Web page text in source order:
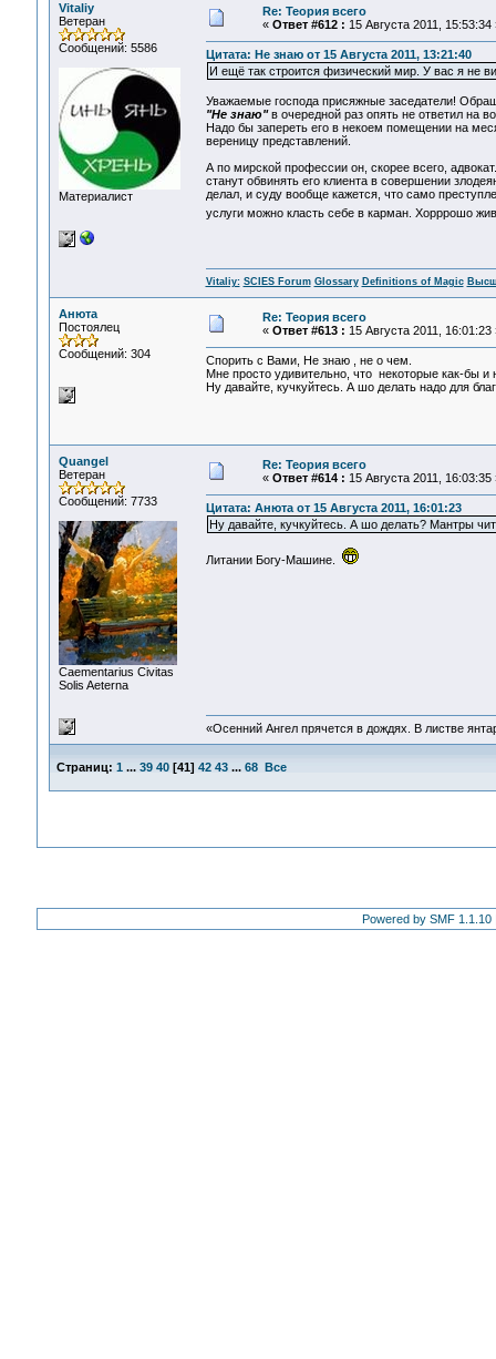
Vitaliy
Ветеран
Сообщений: 5586
Материалист
Re: Теория всего
« Ответ #612 : 15 Августа 2011, 15:53:34
Цитата: Не знаю от 15 Августа 2011, 13:21:40
И ещё так строится физический мир. У вас я не
Уважаемые господа присяжные заседатели!
"Не знаю"в очередной раз опять не ответил на
Надо бы запереть его в некоем помещении на
вереницу представлений.
А по мирской профессии он, скорее всего,
станут обвинять его клиента в совершении
делал, и суду вообще кажется, что само
услуги можно класть себе в карман. Хорррошо
Vitaliy: SCIES Forum Glossary Definitions of Magic
Анюта
Постоялец
Сообщений: 304
Re: Теория всего
« Ответ #613 : 15 Августа 2011, 16:01:23
Спорить с Вами, Не знаю , не о чем.
Мне просто удивительно, что некоторые как-бы и
Ну давайте, кучкуйтесь. А шо делать надо для
Quangel
Ветеран
Сообщений: 7733
Сaementarius Civitas
Solis Aeterna
Re: Теория всего
« Ответ #614 : 15 Августа 2011, 16:03:35
Цитата: Анюта от 15 Августа 2011, 16:01:23
Ну давайте, кучкуйтесь. А шо делать? Мантры
Литании Богу-Машине.
«Осенний Ангел прячется в дождях. В листве
Страниц: 1 ... 39 40[41] 42 43 ... 68 Все
Powered by SMF 1.1.10